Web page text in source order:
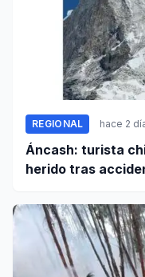
REGIONAL hace 2
Áncash: turista
herido tras